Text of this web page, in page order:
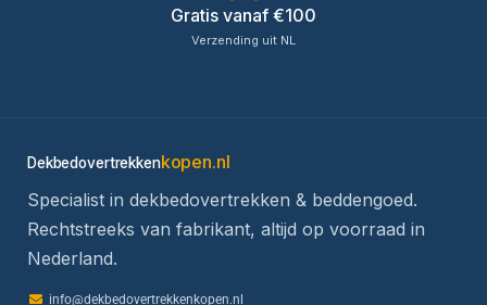
Gratis vanaf €100
Verzending uit NL
Dekbedovertrekkenkopen.nl
Specialist in dekbedovertrekken & beddengoed.
Rechtstreeks van fabrikant, altijd op voorraad in
Nederland.
info@dekbedovertrekkenkopen.nl